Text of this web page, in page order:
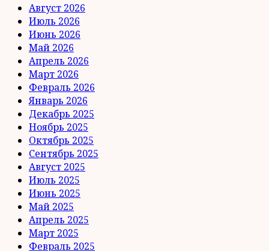
Август 2026
Июль 2026
Июнь 2026
Май 2026
Апрель 2026
Март 2026
Февраль 2026
Январь 2026
Декабрь 2025
Ноябрь 2025
Октябрь 2025
Сентябрь 2025
Август 2025
Июль 2025
Июнь 2025
Май 2025
Апрель 2025
Март 2025
Февраль 2025